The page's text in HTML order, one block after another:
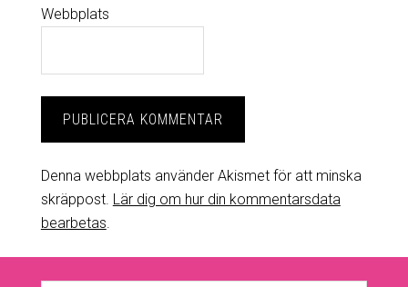
Webbplats
Denna webbplats använder Akismet för att minska
skräppost. Lär dig om hur din kommentarsdata
bearbetas